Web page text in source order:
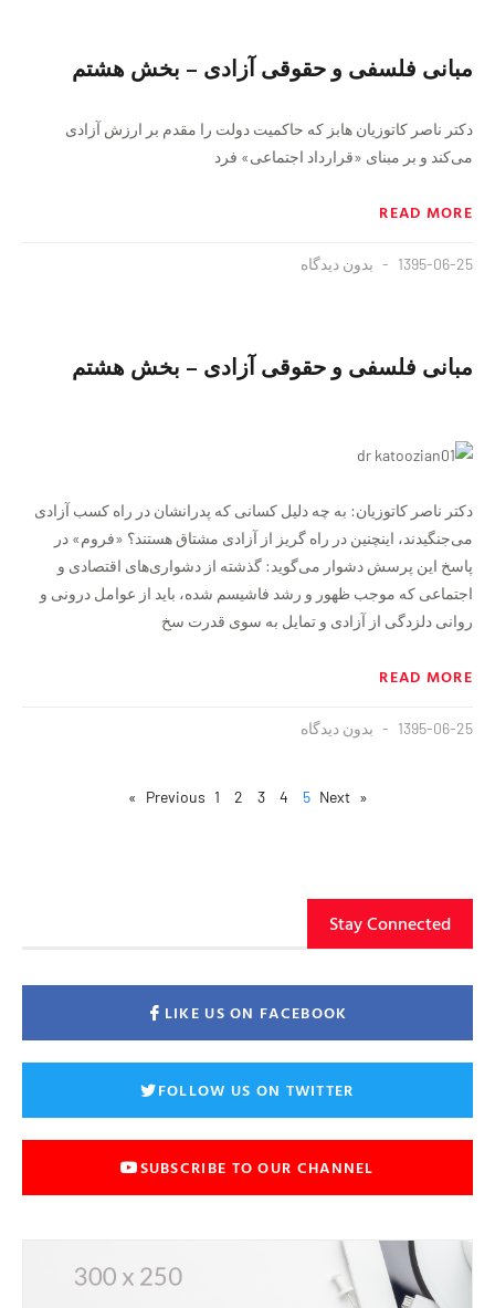
مبانی فلسفی و حقوقی آزادی – بخش هشتم
دکتر ناصر کاتوزیان هابز که حاکمیت دولت را مقدم بر ارزش آزادی
می‌کند و بر مبنای «قرارداد اجتماعی» فرد
READ MORE
1395-06-25 بدون دیدگاه
مبانی فلسفی و حقوقی آزادی – بخش هشتم
دکتر ناصر کاتوزیان: به چه دلیل کسانی که پدرانشان در راه کسب آزادی
می‌جنگیدند، اینچنین در راه گریز از آزادی مشتاق هستند؟ «فروم» در
پاسخ این پرسش دشوار می‌گوید: گذشته از دشواری‌های اقتصادی و
اجتماعی که موجب ظهور و رشد فاشیسم شده، باید از عوامل درونی و
روانی دلزدگی از آزادی و تمایل به سوی قدرت سخ
READ MORE
1395-06-25 بدون دیدگاه
« Previous
1 2 3 4 5 Next »
Stay Connected
LIKE US ON FACEBOOK
FOLLOW US ON TWITTER
SUBSCRIBE TO OUR CHANNEL